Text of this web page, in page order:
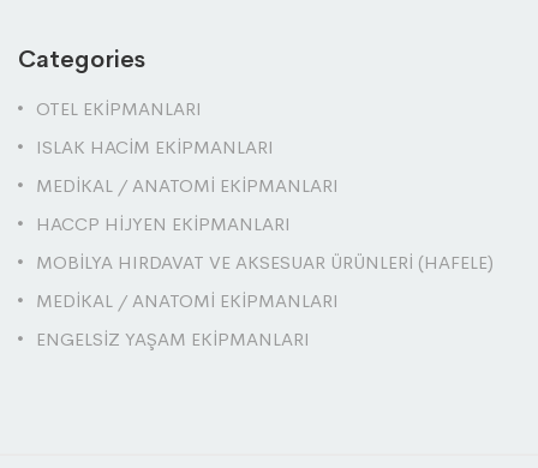
Categories
OTEL EKİPMANLARI
ISLAK HACİM EKİPMANLARI
MEDİKAL / ANATOMİ EKİPMANLARI
HACCP HİJYEN EKİPMANLARI
MOBİLYA HIRDAVAT VE AKSESUAR ÜRÜNLERİ (HAFELE)
MEDİKAL / ANATOMİ EKİPMANLARI
ENGELSİZ YAŞAM EKİPMANLARI